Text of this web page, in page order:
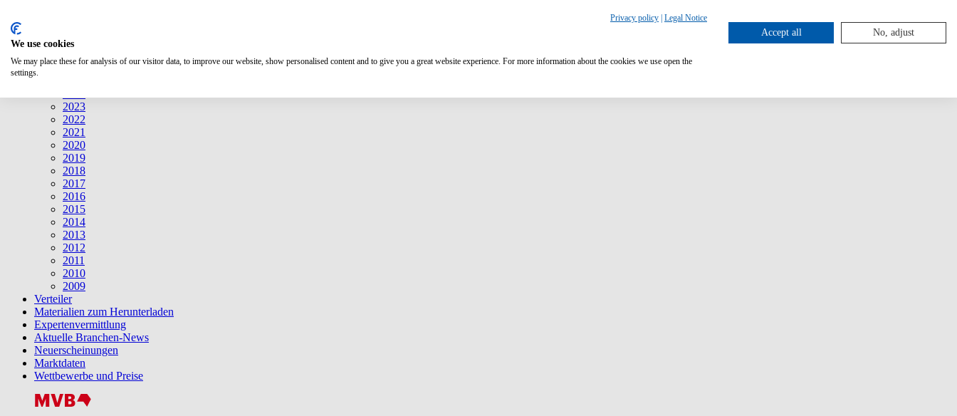
2026
2023
2022
2021
2020
2019
2018
2017
2016
2015
2014
2013
2012
2011
2010
2009
Verteiler
Materialien zum Herunterladen
Expertenvermittlung
Aktuelle Branchen-News
Neuerscheinungen
Marktdaten
Wettbewerbe und Preise
Privacy policy Legal Notice
We use cookies
We may place these for analysis of our visitor data, to improve our website, show personalised content and to give you a great website experience. For more information about the cookies we use open the
settings.
Accept all No, adjust